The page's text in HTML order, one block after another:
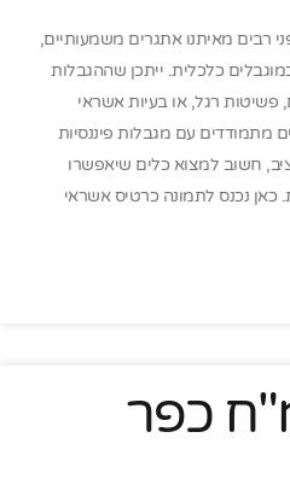
רבים מאיתנו אתגרים משמעותיים,
כלכלית. ייתכן שההגבלות
פשיטות רגל, או בעיות אשראי
מתמודדים עם מגבלות פיננסיות
חשוב למצוא כלים שיאפשרו
כאן נכנס לתמונה כרטיס אשראי
כפר